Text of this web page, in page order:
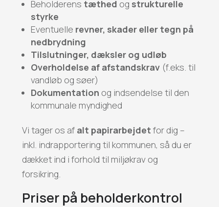
Beholderens tæthed og strukturelle
styrke
Eventuelle revner, skader eller tegn på
nedbrydning
Tilslutninger, dæksler og udløb
Overholdelse af afstandskrav(f.eks. til
vandløb og søer)
Dokumentation og indsendelse til den
kommunale myndighed
Vi tager os af alt papirarbejdet for dig –
inkl. indrapportering til kommunen, så du er
dækket ind i forhold til miljøkrav og
forsikring.
Priser på beholderkontrol